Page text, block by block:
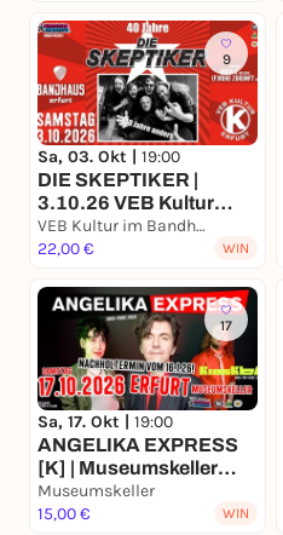
9
Sa, 03. Okt | 19:00
DIE SKEPTIKER |
3.10.26 VEB Kultur
Erfurt
VEB Kultur im Bandhaus Erfurt
22,00 €
WIN
17
Sa, 17. Okt | 19:00
ANGELIKA EXPRESS
[K] | Museumskeller
Erfurt
Museumskeller
15,00 €
WIN